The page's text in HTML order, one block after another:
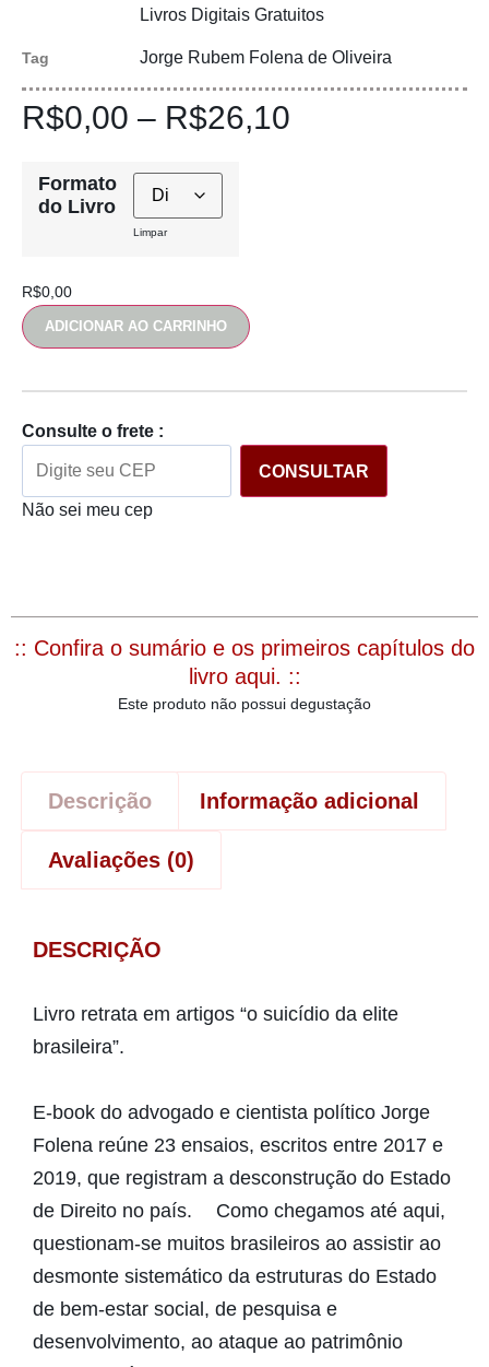
Livros Digitais Gratuitos
Tag Jorge Rubem Folena de Oliveira
R$0,00 – R$26,10
Formato
do Livro
Limpar
R$0,00
ADICIONAR AO CARRINHO
Consulte o frete :
CONSULTAR
Não sei meu cep
:: Confira o sumário e os primeiros capítulos do
livro aqui. ::
Este produto não possui degustação
Descrição Informação adicional
Avaliações (0)
DESCRIÇÃO
Livro retrata em artigos “o suicídio da elite
brasileira”.
E-book do advogado e cientista político Jorge
Folena reúne 23 ensaios, escritos entre 2017 e
2019, que registram a desconstrução do Estado
de Direito no país. Como chegamos até aqui,
questionam-se muitos brasileiros ao assistir ao
desmonte sistemático da estruturas do Estado
de bem-estar social, de pesquisa e
desenvolvimento, ao ataque ao patrimônio